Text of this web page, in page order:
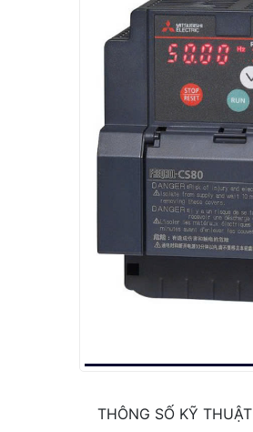
THÔNG SỐ KỸ THUẬT